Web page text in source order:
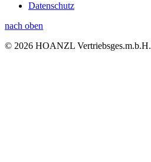
Datenschutz
nach oben
© 2026 HOANZL Vertriebsges.m.b.H.